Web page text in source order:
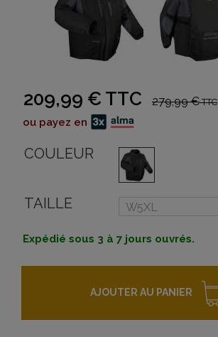
209,99 € TTC 279,99 €TTC
ou payez en
COULEUR
TAILLE
Expédié sous 3 à 7 jours ouvrés.
AJOUTER AU PANIER